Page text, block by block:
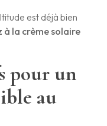
est déjà bien
à la crème solaire
pour un
au